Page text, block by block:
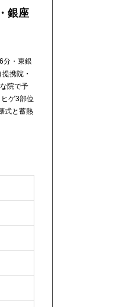
銀座
分・東銀
携院・
院で予
ゲ3部位
式と蓄熱